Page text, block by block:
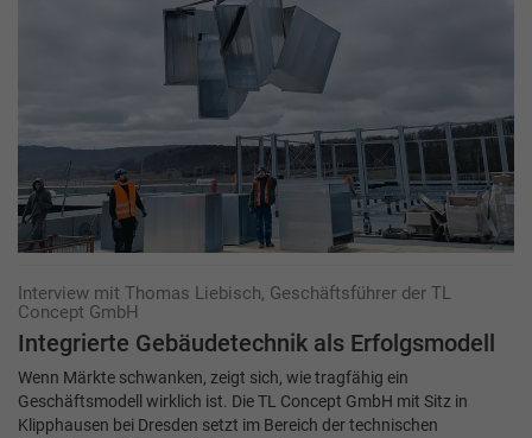
Interview mit Thomas Liebisch, Geschäftsführer der TL
Concept GmbH
Integrierte Gebäudetechnik als Erfolgsmodell
Wenn Märkte schwanken, zeigt sich, wie tragfähig ein
Geschäftsmodell wirklich ist. Die TL Concept GmbH mit Sitz in
Klipphausen bei Dresden setzt im Bereich der technischen